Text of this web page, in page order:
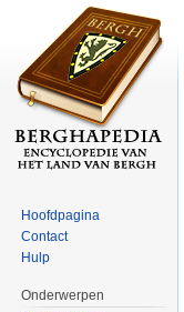
Hoofdpagina
Contact
Hulp
Onderwerpen